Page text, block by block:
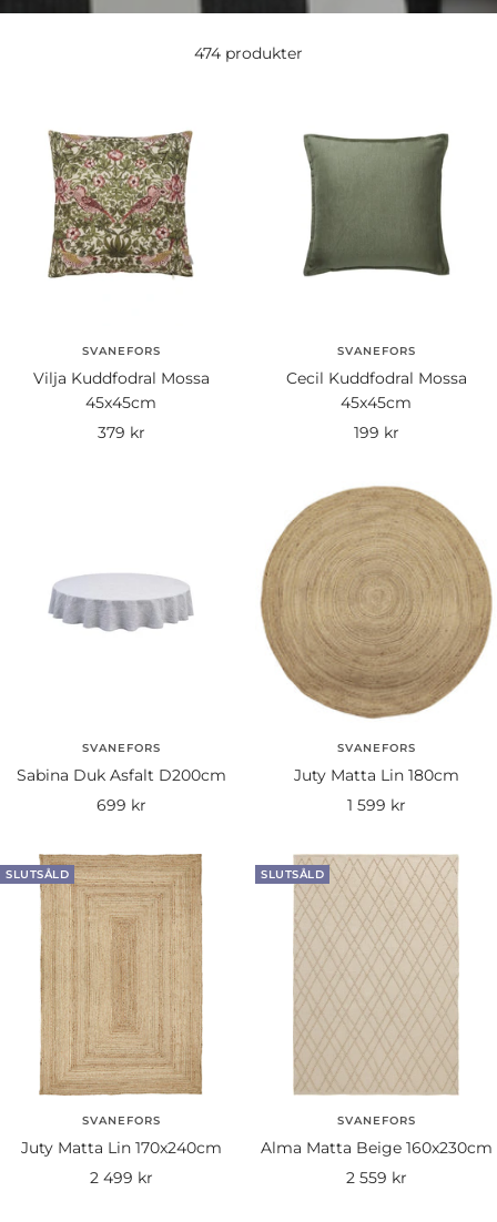
474 produkter
SVANEFORS
Vilja Kuddfodral Mossa
45x45cm
Rea-
379 kr
SVANEFORS
Cecil Kuddfodral Mossa
45x45cm
Rea-
199 kr
SVANEFORS
Sabina Duk Asfalt D200cm
Rea-
699 kr
SVANEFORS
Juty Matta Lin 180cm
Rea-
1 599 kr
SLUTSÅLD
SVANEFORS
Juty Matta Lin 170x240cm
Rea-
2 499 kr
SLUTSÅLD
SVANEFORS
Alma Matta Beige 160x230cm
Rea-
2 559 kr